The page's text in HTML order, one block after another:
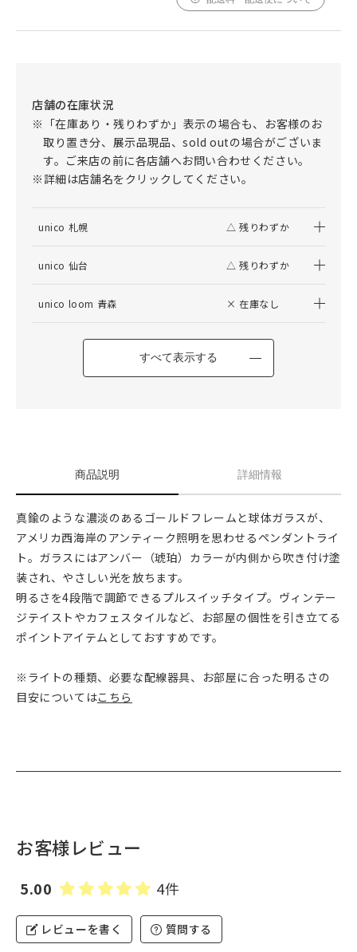
商品説明 詳細情報
真鍮のような濃淡のあるゴールドフレームと球体ガラスが、
アメリカ西海岸のアンティーク照明を思わせるペンダントライ
ト。ガラスにはアンバー（琥珀）カラーが内側から吹き付け塗
装され、やさしい光を放ちます。
明るさを4段階で調節できるプルスイッチタイプ。ヴィンテー
ジテイストやカフェスタイルなど、お部屋の個性を引き立てる
ポイントアイテムとしておすすめです。
※ライトの種類、必要な配線器具、お部屋に合った明るさの
目安についてはこちら
お客様レビュー
5.00 4件
レビューを書く 質問する
店舗の在庫状況
※「在庫あり・残りわずか」表示の場合も、お客様のお
取り置き分、展示品現品、sold outの場合がございま
す。ご来店の前に各店舗へお問い合わせください。
※詳細は店舗名をクリックしてください。
unico 札幌 △ 残りわずか
unico 仙台 △ 残りわずか
unico loom 青森 × 在庫なし
すべて表示する